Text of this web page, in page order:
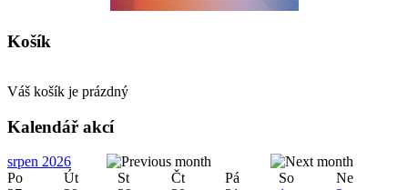
Košík
Váš košík je prázdný
Kalendář akcí
srpen 2026
Po
Út St Čt Pá So
Ne